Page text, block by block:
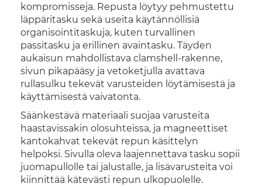
kompromisseja. Repusta löytyy pehmustettu
läppäritasku sekä useita käytännöllisiä
organisointitaskuja, kuten turvallinen
passitasku ja erillinen avaintasku. Täyden
aukaisun mahdollistava clamshell-rakenne,
sivun pikapääsy ja vetoketjulla avattava
rullasulku tekevät varusteiden löytämisestä ja
käyttämisestä vaivatonta.
Säänkestävä materiaali suojaa varusteita
haastavissakin olosuhteissa, ja magneettiset
kantokahvat tekevät repun käsittelyn
helpoksi. Sivulla oleva laajennettava tasku sopii
juomapullolle tai jalustalle, ja lisävarusteita voi
kiinnittää kätevästi repun ulkopuolelle.